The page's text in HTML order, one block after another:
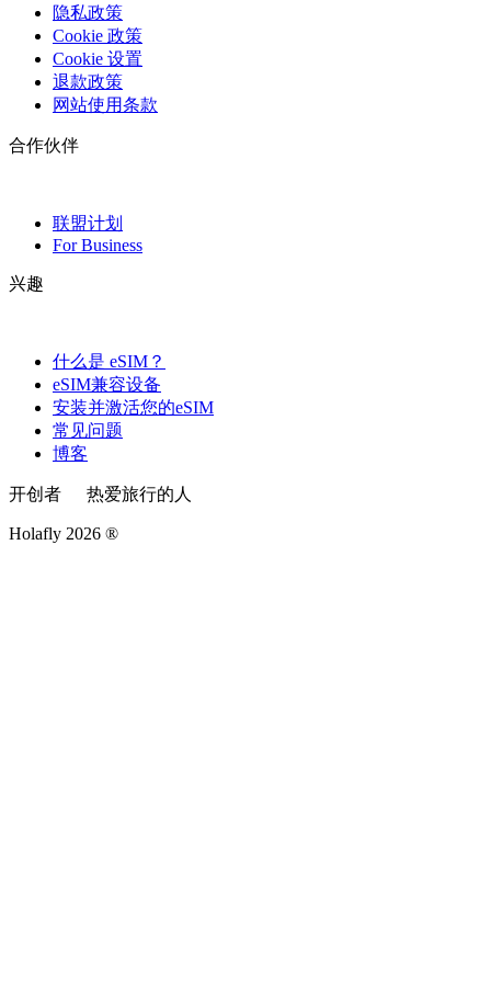
隐私政策
Cookie 政策
Cookie 设置
退款政策
网站使用条款
合作伙伴
联盟计划
For Business
兴趣
什么是 eSIM？
eSIM兼容设备
安装并激活您的eSIM
常见问题
博客
开创者 热爱旅行的人
Holafly 2026 ®